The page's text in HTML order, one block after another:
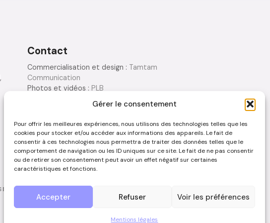
Gérer le consentement
Pour offrir les meilleures expériences, nous utilisons des technologies telles que les
cookies pour stocker et/ou accéder aux informations des appareils. Le fait de
consentir à ces technologies nous permettra de traiter des données telles que le
comportement de navigation ou les ID uniques sur ce site. Le fait de ne pas consentir
ou de retirer son consentement peut avoir un effet négatif sur certaines
caractéristiques et fonctions.
Accepter Refuser Voir les préférences
Mentions légales
Contact
Commercialisation et design : Tamtam
Communication
Photos et vidéos : PLB
Rédaction : Tamtam Communication
Nous contacter
- MENTIONS LÉGALES